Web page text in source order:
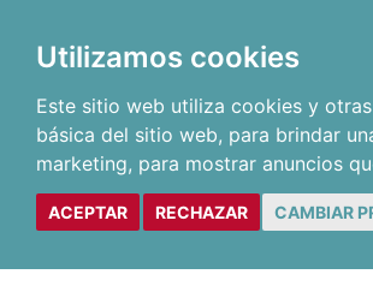
Utilizamos cookies
Este sitio web utiliza cookies y
básica del sitio web, para brindar
marketing, para mostrar anuncios
ACEPTAR RECHAZAR CAMBIAR